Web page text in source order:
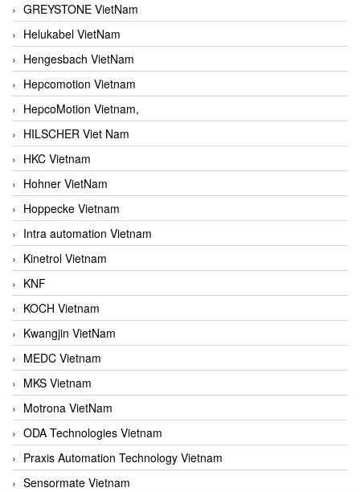
GREYSTONE VietNam
Helukabel VietNam
Hengesbach VietNam
Hepcomotion Vietnam
HepcoMotion Vietnam,
HILSCHER Viet Nam
HKC Vietnam
Hohner VietNam
Hoppecke Vietnam
Intra automation Vietnam
Kinetrol Vietnam
KNF
KOCH Vietnam
Kwangjin VietNam
MEDC Vietnam
MKS Vietnam
Motrona VietNam
ODA Technologies Vietnam
Praxis Automation Technology Vietnam
Sensormate Vietnam